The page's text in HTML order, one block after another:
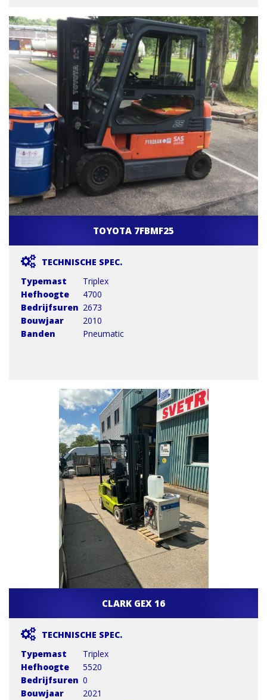
TOYOTA 7FBMF25
TECHNISCHE SPEC.
Typemast
Triplex
Hefhoogte
4700
Bedrijfsuren 2673
Bouwjaar
2010
Banden
Pneumatic
CLARK GEX 16
TECHNISCHE SPEC.
Typemast
Triplex
Hefhoogte
5520
Bedrijfsuren 0
Bouwjaar
2021